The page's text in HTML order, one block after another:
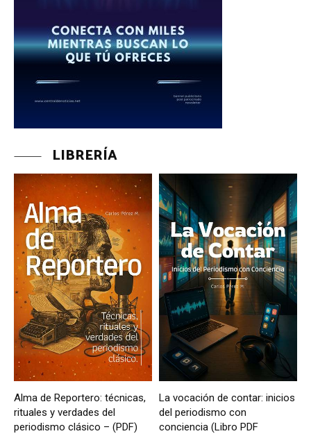
LIBRERÍA
Alma de Reportero: técnicas,
rituales y verdades del
periodismo clásico – (PDF)
La vocación de contar: inicios
del periodismo con
conciencia (Libro PDF